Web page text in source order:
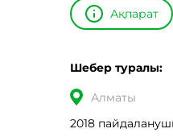
Ақпарат
Шебер туралы:
Алматы
2018